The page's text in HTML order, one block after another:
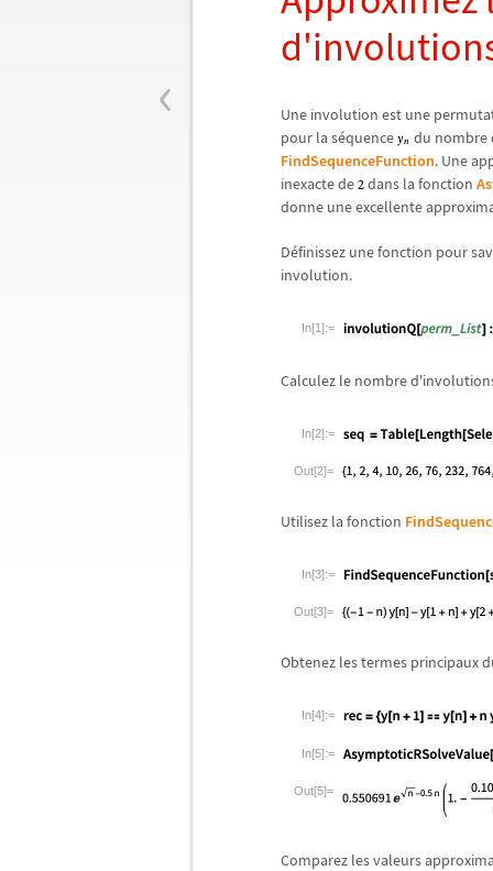
‹
Une involution est une
pour la séquence
du nombre
FindSequenceFunction. Une
inexacte de
dans la fonction
donne une excellente
Définissez une fonction pour
involution.
In[1]:=
Calculez le nombre
In[2]:=
Out[2]=
Utilisez la fonction
In[3]:=
Out[3]=
Obtenez les termes principaux
In[4]:=
In[5]:=
Out[5]=
Comparez les valeurs